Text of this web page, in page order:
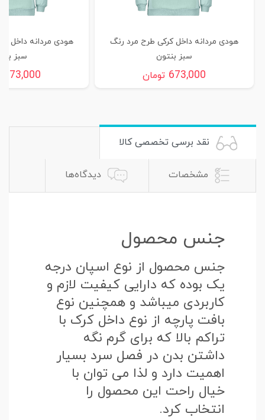
هودی مردانه داخل کرکی طرح مرد رنگ
سبز بنتون
673,000 تومان
هودی مردانه داخل
سبز
673,000
نقد برسی تخصصی کالا
مشخصات دیدگاه‌ها
جنس محصول
جنس محصول از نوع اسپان درجه
یک بوده که دارایی کیفیت لازم و
کاربردی میباشد و همچنین نوع
بافت پارچه از نوع داخل کرک با
تراکم بالا که برای گرم نگه
داشتن بدن در فصل سرد بسیار
اهمیت دارد و لذا می توان با
خیال راحت این محصول را
انتخاب کرد.